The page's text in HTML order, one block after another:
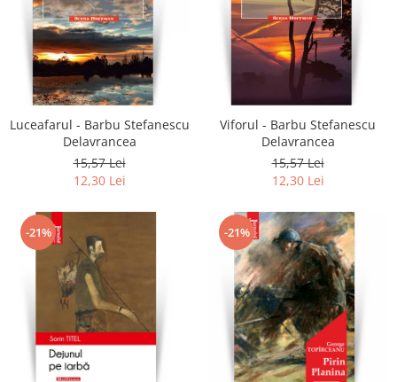
Luceafarul - Barbu Stefanescu
Delavrancea
15,57 Lei
12,30 Lei
Viforul - Barbu Stefanescu
Delavrancea
15,57 Lei
12,30 Lei
-21% -21%